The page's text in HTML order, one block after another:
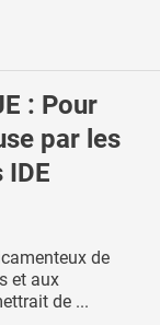
: Pour
par les
IDE
de
et aux
de ...